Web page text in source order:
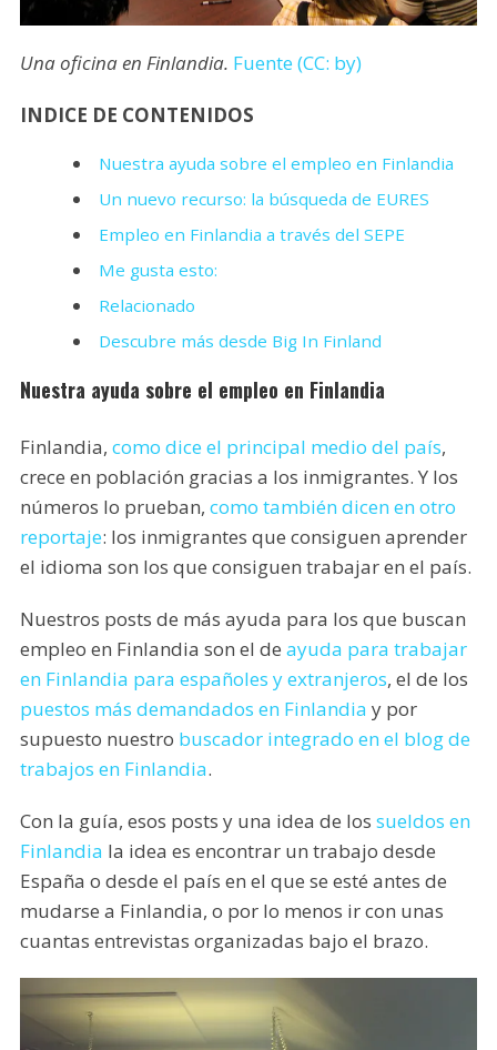
Una oficina en Finlandia. Fuente (CC: by)
INDICE DE CONTENIDOS
Nuestra ayuda sobre el empleo en Finlandia
Un nuevo recurso: la búsqueda de EURES
Empleo en Finlandia a través del SEPE
Me gusta esto:
Relacionado
Descubre más desde Big In Finland
Nuestra ayuda sobre el empleo en Finlandia
Finlandia, como dice el principal medio del país,
crece en población gracias a los inmigrantes. Y los
números lo prueban, como también dicen en otro
reportaje: los inmigrantes que consiguen aprender
el idioma son los que consiguen trabajar en el país.
Nuestros posts de más ayuda para los que buscan
empleo en Finlandia son el de ayuda para trabajar
en Finlandia para españoles y extranjeros, el de los
puestos más demandados en Finlandia y por
supuesto nuestro buscador integrado en el blog de
trabajos en Finlandia.
Con la guía, esos posts y una idea de los sueldos en
Finlandia la idea es encontrar un trabajo desde
España o desde el país en el que se esté antes de
mudarse a Finlandia, o por lo menos ir con unas
cuantas entrevistas organizadas bajo el brazo.